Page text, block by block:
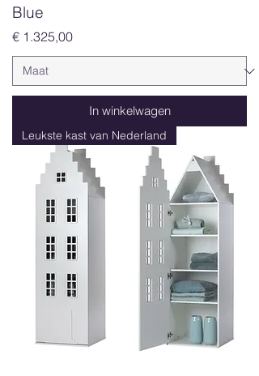
Blue
Prijs
€ 1.325,00
In winkelwagen
Leukste kast van Nederland